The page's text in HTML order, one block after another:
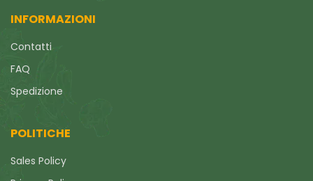
INFORMAZIONI
Contatti
FAQ
Spedizione
POLITICHE
Sales Policy